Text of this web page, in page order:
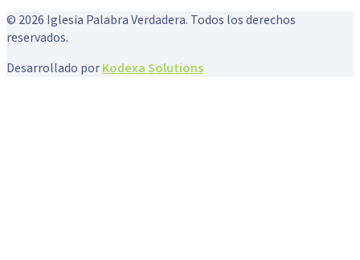
© 2026 Iglesia Palabra Verdadera. Todos los derechos
reservados.
Desarrollado porKodexa Solutions